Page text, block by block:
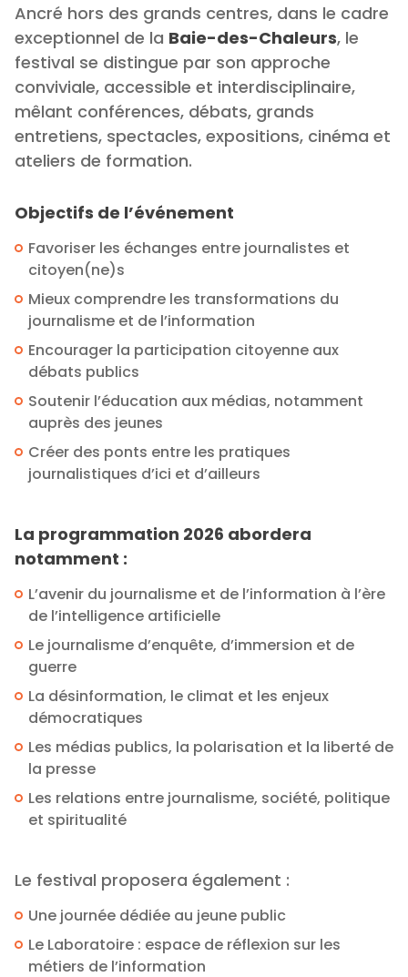
Ancré hors des grands centres, dans le cadre
exceptionnel de la Baie-des-Chaleurs, le
festival se distingue par son approche
conviviale, accessible et interdisciplinaire,
mêlant conférences, débats, grands
entretiens, spectacles, expositions, cinéma et
ateliers de formation.
Objectifs de l’événement
Favoriser les échanges entre journalistes et
citoyen(ne)s
Mieux comprendre les transformations du
journalisme et de l’information
Encourager la participation citoyenne aux
débats publics
Soutenir l’éducation aux médias, notamment
auprès des jeunes
Créer des ponts entre les pratiques
journalistiques d’ici et d’ailleurs
La programmation 2026 abordera
notamment :
L’avenir du journalisme et de l’information à l’ère
de l’intelligence artificielle
Le journalisme d’enquête, d’immersion et de
guerre
La désinformation, le climat et les enjeux
démocratiques
Les médias publics, la polarisation et la liberté de
la presse
Les relations entre journalisme, société, politique
et spiritualité
Le festival proposera également :
Une journée dédiée au jeune public
Le Laboratoire : espace de réflexion sur les
métiers de l’information